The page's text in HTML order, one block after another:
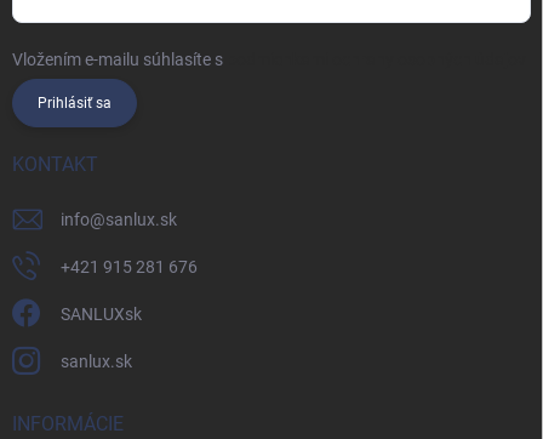
Vložením e-mailu súhlasíte s
Prihlásiť sa
KONTAKT
info@sanlux.sk
+421 915 281 676
SANLUXsk
sanlux.sk
INFORMÁCIE